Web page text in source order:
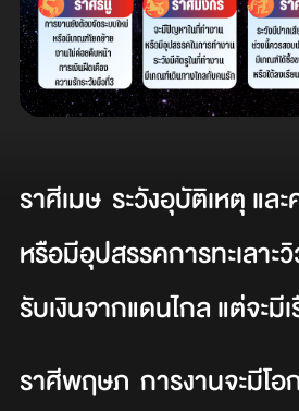
ราศีเมษ ระวังอุบัติเหตุ แล
หรือมีอุปสรรคการทะเลาะ
รับเงินจากแดนไกล แต่จะมีเ
ราศีพฤษภ การงานจะมีโ